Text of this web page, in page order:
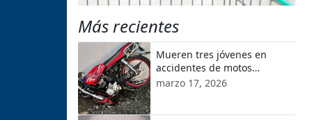
Más recientes
Mueren tres jóvenes en
accidentes de motos
ocurridos en localidades de
marzo 17, 2026